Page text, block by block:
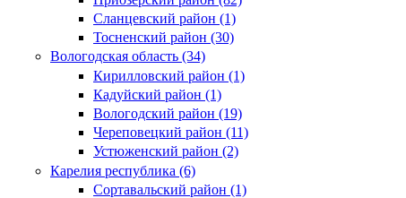
Сланцевский район (1)
Тосненский район (30)
Вологодская область (34)
Кирилловский район (1)
Кадуйский район (1)
Вологодский район (19)
Череповецкий район (11)
Устюженский район (2)
Карелия республика (6)
Сортавальский район (1)